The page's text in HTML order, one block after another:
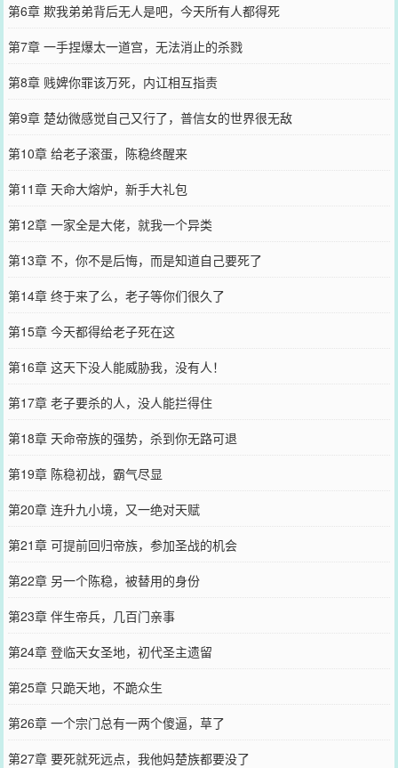
第6章 欺我弟弟背后无人是吧，今天所有人都得死
第7章 一手捏爆太一道宫，无法消止的杀戮
第8章 贱婢你罪该万死，内讧相互指责
第9章 楚幼微感觉自己又行了，普信女的世界很无敌
第10章 给老子滚蛋，陈稳终醒来
第11章 天命大熔炉，新手大礼包
第12章 一家全是大佬，就我一个异类
第13章 不，你不是后悔，而是知道自己要死了
第14章 终于来了么，老子等你们很久了
第15章 今天都得给老子死在这
第16章 这天下没人能威胁我，没有人！
第17章 老子要杀的人，没人能拦得住
第18章 天命帝族的强势，杀到你无路可退
第19章 陈稳初战，霸气尽显
第20章 连升九小境，又一绝对天赋
第21章 可提前回归帝族，参加圣战的机会
第22章 另一个陈稳，被替用的身份
第23章 伴生帝兵，几百门亲事
第24章 登临天女圣地，初代圣主遗留
第25章 只跪天地，不跪众生
第26章 一个宗门总有一两个傻逼，草了
第27章 要死就死远点，我他妈楚族都要没了